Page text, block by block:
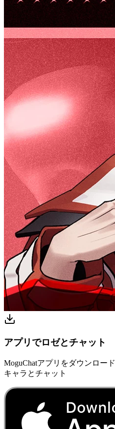
アプリでロゼとチャット
MoguChatアプリをダウンロー
キャラとチャット